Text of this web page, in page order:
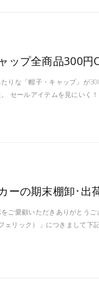
ップ全商品300円
りな「帽子・キャップ」が
セールアイテムを見にいく
ーの期末棚卸･出
ご愛顧いただきありがとう
ェリック）」につきまして下